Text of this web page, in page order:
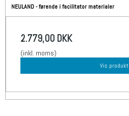
NEULAND - førende i facilitator materialer
2.779,00 DKK
(inkl. moms)
Vis produkt